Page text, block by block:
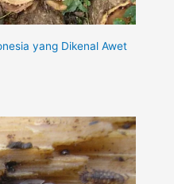
yang Dikenal Awet